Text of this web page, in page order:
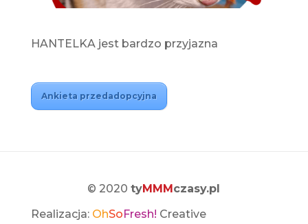
HANTELKA jest bardzo przyjazna
Ankieta przedadopcyjna
© 2020tyMMM czasy.pl
Realizacja: OhSo Fresh! Creative